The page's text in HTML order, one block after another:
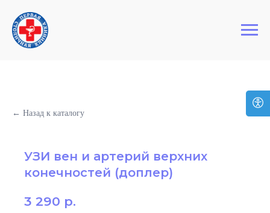
Первая Столичная Клиника
← Назад к каталогу
УЗИ вен и артерий верхних
конечностей (доплер)
3 290 р.